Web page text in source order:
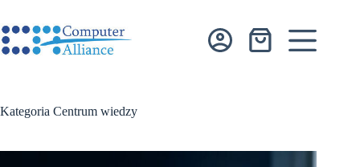
treści
Koszyk
Kategoria Centrum wiedzy